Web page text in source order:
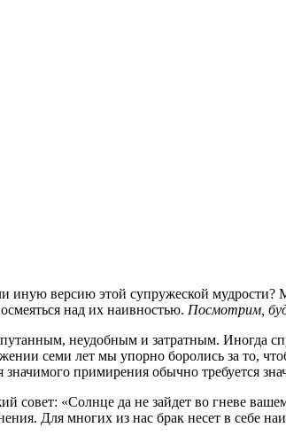
иную версию этой супружеской
над их наивностью. Посмотрим,
неудобным и затратным. Иногда
семи лет мы упорно боролись за то,
примирения обычно требуется
совет: «Солнце да не зайдет во гневе
Для многих из нас брак несет в себе